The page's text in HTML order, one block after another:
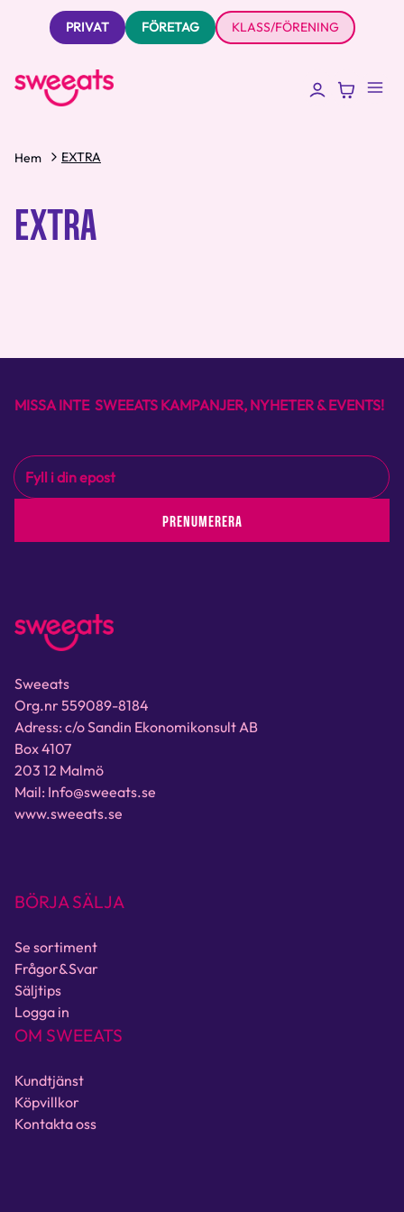
PRIVAT FÖRETAG KLASS/FÖRENING
Hem EXTRA
EXTRA
MISSA INTE SWEEATS KAMPANJER, NYHETER & EVENTS!
PRENUMERERA
Sweeats
Org.nr 559089-8184
Adress: c/o Sandin Ekonomikonsult AB
Box 4107
203 12 Malmö
Mail: Info@sweeats.se
www.sweeats.se
BÖRJA SÄLJA
Se sortiment
Frågor&Svar
Säljtips
Logga in
OM SWEEATS
Kundtjänst
Köpvillkor
Kontakta oss